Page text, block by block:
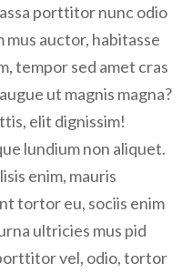
porttitor nunc odio
mus auctor, habitasse
tempor sed amet cras
ut magnis magna?
elit dignissim!
lundium non aliquet.
enim, mauris
tortor eu, sociis enim
ultricies mus pid
vel, odio, tortor